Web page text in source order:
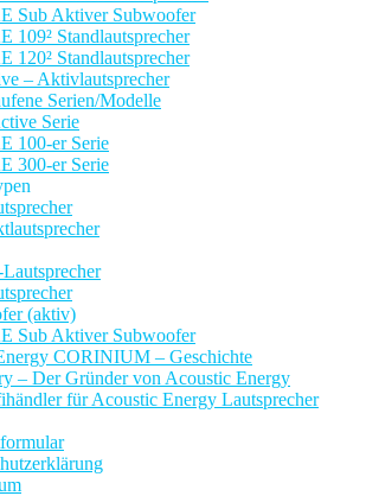
Sub Aktiver Subwoofer
109² Standlautsprecher
120² Standlautsprecher
– Aktivlautsprecher
Serien/Modelle
Serie
100-er Serie
300-er Serie
(aktiv)
Sub Aktiver Subwoofer
CORINIUM – Geschichte
– Der Gründer von Acoustic Energy
für Acoustic Energy Lautsprecher